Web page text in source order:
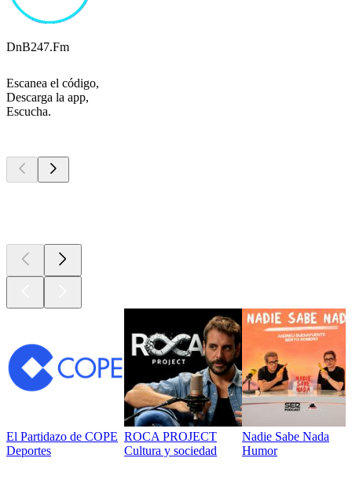
DnB247.Fm
Escanea el código,
Descarga la app,
Escucha.
El Partidazo de COPE
Deportes
ROCA PROJECT
Cultura y sociedad
Nadie Sabe Nada
Humor